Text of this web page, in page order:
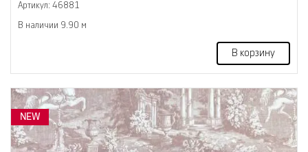
Артикул: 46881
В наличии 9.90 м
В корзину
NEW